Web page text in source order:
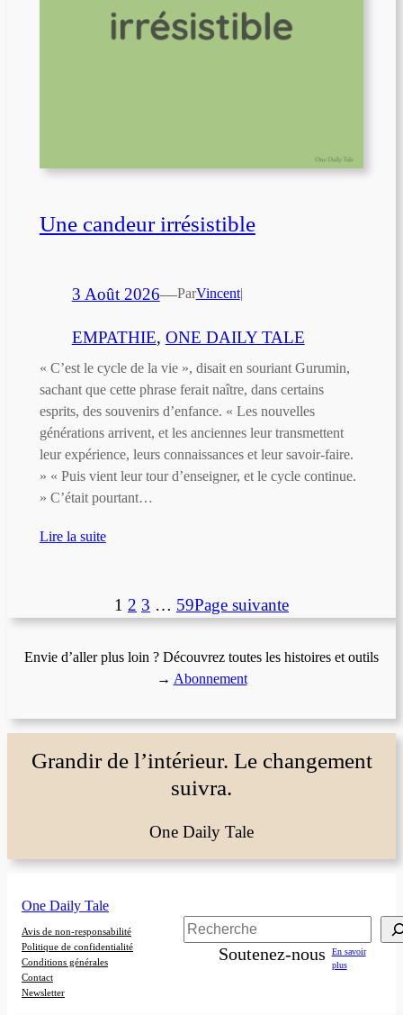
Une candeur irrésistible
3 Août 2026—ParVincent|
EMPATHIE, ONE DAILY TALE
« C’est le cycle de la vie », disait en souriant Gurumin,
sachant que cette phrase ferait naître, dans certains
esprits, des souvenirs d’enfance. « Les nouvelles
générations arrivent, et les anciennes leur transmettent
leur expérience, leurs connaissances et leur savoir-faire.
» « Puis vient leur tour d’enseigner, et le cycle continue.
» C’était pourtant…
Lire la suite
1 2 3 … 59Page suivante
Envie d’aller plus loin ? Découvrez toutes les histoires et outils
→ Abonnement
Grandir de l’intérieur. Le changement
suivra.
One Daily Tale
One Daily Tale
Avis de non-responsabilité
Politique de confidentialité
Conditions générales
Contact
Newsletter
Rechercher
Soutenez-nous
En savoir
plus